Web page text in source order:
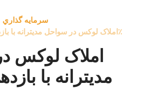
سرمايه گذاري
املاک لوکس در سواحل مدیترانه با بازدهی سالانه ۱۲٫۵٪
املاک لوکس
مدیترانه با